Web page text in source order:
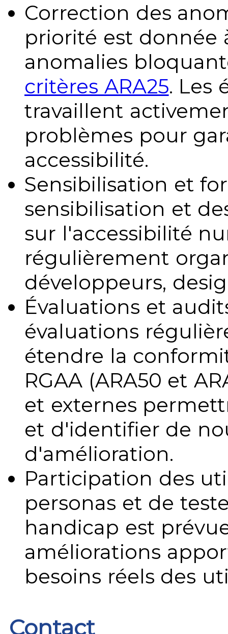
Correction des
priorité est donnée
anomalies
critères ARA25. Les
travaillent
problèmes pour
accessibilité.
Sensibilisation et
sensibilisation et
sur l'accessibilité
régulièrement
développeurs,
Évaluations et
évaluations
étendre la
RGAA (ARA50 et
et externes
et d'identifier de
d'amélioration.
Participation des
personas et de
handicap est
améliorations
besoins réels des
Contact